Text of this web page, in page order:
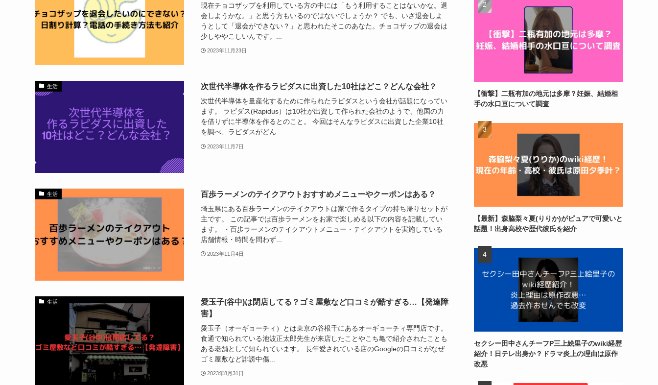
現在チョコザップを利用している方の中には「もう利用することはないかな。退
会しようかな。」と思う方もいるのではないでしょうか？ でも、いざ退会しよ
うとして「退会ができない？」と思われたそこのあなた。チョコザップの退会は
少しややこしいんです。...
2023年11月23日
生活 次世代半導体を作るラピダスに出資した10社はどこ？どんな会社？
次世代半導体を量産化するために作られたラピダスという会社が話題になってい
ます。 ラピダス(Rapidus）は10社が出資して作られた会社のようで、他国の力
を借りずに半導体を作るとのこと。 今回はそんなラピダスに出資した企業10社
を調べ、ラピダスがどん...
2023年11月7日
生活 百歩ラーメンのテイクアウトおすすめメニューやクーポンはある？
埼玉県にある百歩ラーメンのテイクアウトは家で作るタイプの持ち帰りセットが
主です。 この記事では百歩ラーメンをお家で楽しめる以下の内容を記載してい
ます。 ・百歩ラーメンのテイクアウトメニュー・テイクアウトを実施している
店舗情報・時間を問わず...
2023年11月4日
生活
愛玉子(谷中)は閉店してる？ゴミ屋敷など口コミが酷すぎる…【発達障
害】
愛玉子（オーギョーチィ）とは東京の谷根千にあるオーギョーチィ専門店です。
食通で知られている池波正太郎先生が来店したことやこち亀で紹介されたことも
ある老舗として知られています。 長年愛されている店のGoogleの口コミがなぜ
ゴミ屋敷など誹謗中傷...
2023年8月31日
【衝撃】二瓶有加の地元は多摩？妊娠、結婚相
手の水口亘について調査
【最新】森脇梨々夏(りりか)がピュアで可愛いと
話題！出身高校や歴代彼氏を紹介
セクシー田中さんチーフP三上絵里子のwiki経歴
紹介！日テレ出身か？ドラマ炎上の理由は原作
改悪